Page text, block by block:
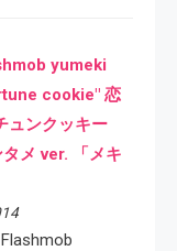
yumeki
cookie" 恋
ュンクッキー
メ ver. 「メキ